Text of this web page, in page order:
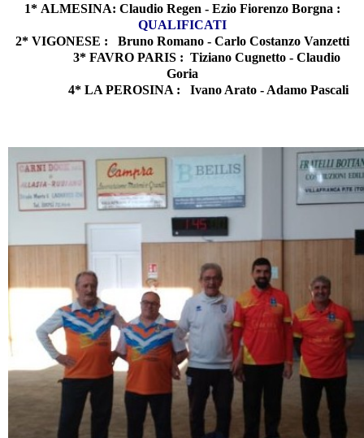
1* ALMESINA: Claudio Regen - Ezio Fiorenzo Borgna :
QUALIFICATI
2* VIGONESE : Bruno Romano - Carlo Costanzo Vanzetti
3* FAVRO PARIS : Tiziano Cugnetto - Claudio
Goria
4* LA PEROSINA : Ivano Arato - Adamo Pascali